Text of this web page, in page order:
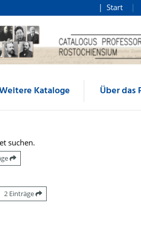
Start
Kataloge Über das
suchen.
2 Einträge